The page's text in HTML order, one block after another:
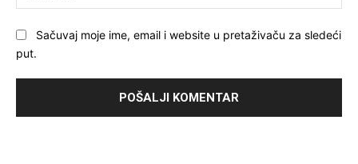
Sačuvaj moje ime, email i website u pretaživaču za sledeći
put.